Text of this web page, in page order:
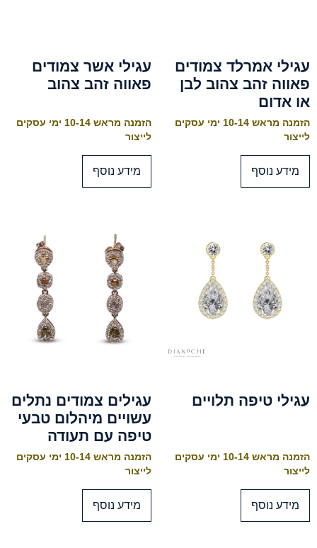
עגילי אמרלד צמודים
פאווה זהב צהוב לבן
או אדום
הזמנה מראש 10-14 ימי עסקים
לייצור
מידע נוסף
עגילי אשר צמודים
פאווה זהב צהוב
הזמנה מראש 10-14 ימי עסקים
לייצור
מידע נוסף
עגילי טיפה תלויים
הזמנה מראש 10-14 ימי עסקים
לייצור
מידע נוסף
עגילים צמודים נתלים
עשויים מיהלום טבעי
טיפה עם תעודה
הזמנה מראש 10-14 ימי עסקים
לייצור
מידע נוסף